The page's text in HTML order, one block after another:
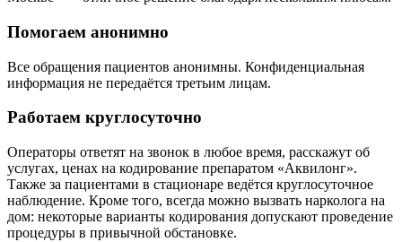
Помогаем анонимно
Все обращения пациентов анонимны. Конфиденциальная
информация не передаётся третьим лицам.
Работаем круглосуточно
Операторы ответят на звонок в любое время, расскажут об
услугах, ценах на кодирование препаратом «Аквилонг».
Также за пациентами в стационаре ведётся круглосуточное
наблюдение. Кроме того, всегда можно вызвать нарколога на
дом: некоторые варианты кодирования допускают проведение
процедуры в привычной обстановке.